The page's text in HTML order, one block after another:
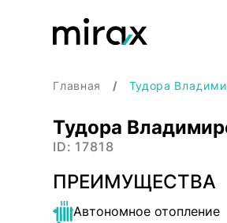
Главная Тудора
Тудора
ID: 17818
ПРЕИМУЩЕСТВА
Автономное отопление